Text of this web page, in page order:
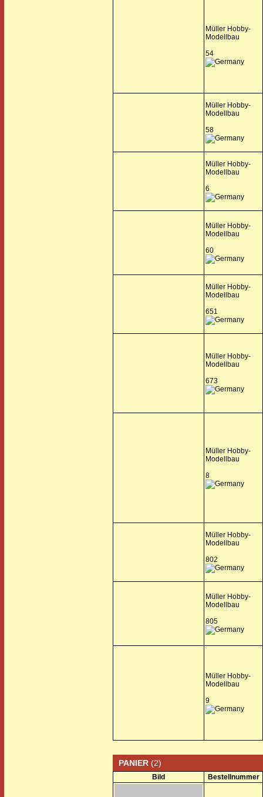
Müller Hobby-
Modellbau
54
Müller Hobby-
Modellbau
58
Müller Hobby-
Modellbau
6
Müller Hobby-
Modellbau
60
Müller Hobby-
Modellbau
651
Müller Hobby-
Modellbau
673
Müller Hobby-
Modellbau
8
Müller Hobby-
Modellbau
802
Müller Hobby-
Modellbau
805
Müller Hobby-
Modellbau
9
PANIER (2)
Bild Bestellnummer